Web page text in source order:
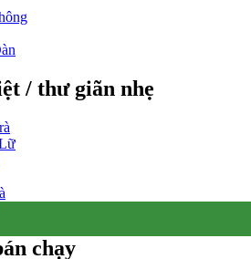
/ thư giãn nhẹ
chạy